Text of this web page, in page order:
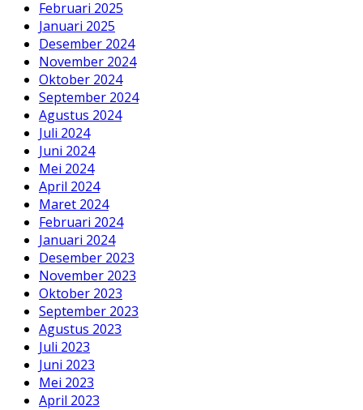
Februari 2025
Januari 2025
Desember 2024
November 2024
Oktober 2024
September 2024
Agustus 2024
Juli 2024
Juni 2024
Mei 2024
April 2024
Maret 2024
Februari 2024
Januari 2024
Desember 2023
November 2023
Oktober 2023
September 2023
Agustus 2023
Juli 2023
Juni 2023
Mei 2023
April 2023